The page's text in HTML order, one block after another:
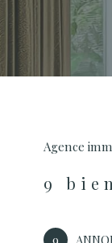
Agence
9
9